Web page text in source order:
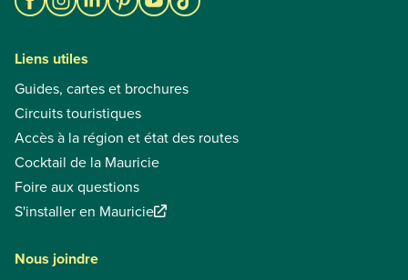
Liens utiles
Guides, cartes et brochures
Circuits touristiques
Accès à la région et état des routes
Cocktail de la Mauricie
Foire aux questions
S'installer en Mauricie
Nous joindre